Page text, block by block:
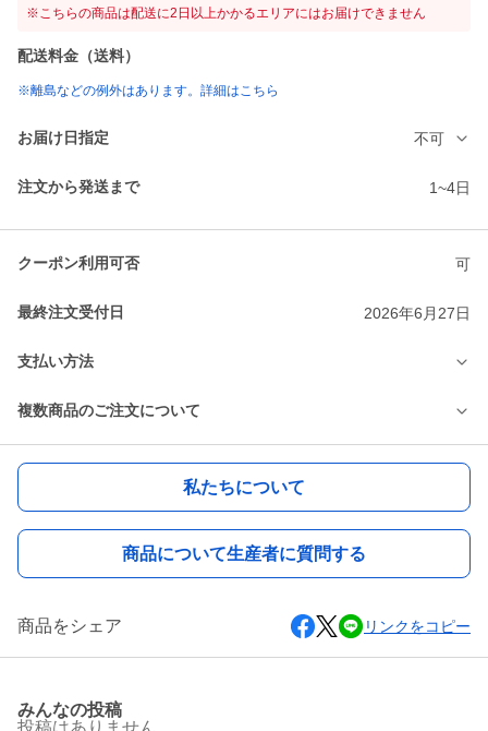
※こちらの商品は配送に2日以上かかるエリアにはお届けできません
配送料金（送料）
※離島などの例外はあります。詳細はこちら
お届け日指定 不可
注文から発送まで 1~4日
クーポン利用可否 可
最終注文受付日 2026年6月27日
支払い方法
複数商品のご注文について
私たちについて
商品について生産者に質問する
商品をシェア リンクをコピー
みんなの投稿